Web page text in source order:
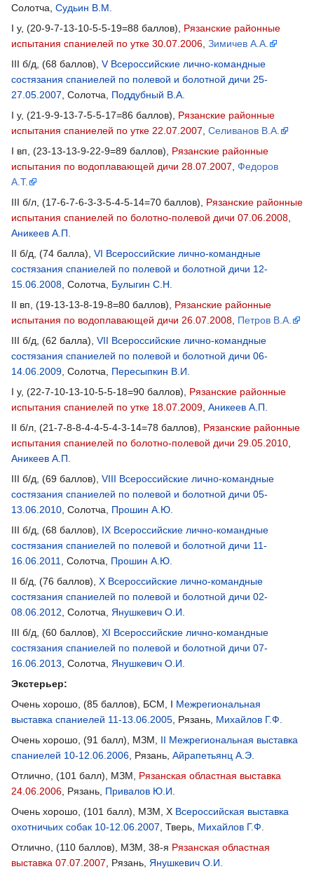
Солотча, Судьин В.М.
I у, (20-9-7-13-10-5-5-19=88 баллов), Рязанские районные
испытания спаниелей по утке 30.07.2006, Зимичев А.А.
III б/д, (68 баллов), V Всероссийские лично-командные
состязания спаниелей по полевой и болотной дичи 25-
27.05.2007, Солотча, Поддубный В.А.
I у, (21-9-9-13-7-5-5-17=86 баллов), Рязанские районные
испытания спаниелей по утке 22.07.2007, Селиванов В.А.
I вп, (23-13-13-9-22-9=89 баллов), Рязанские районные
испытания по водоплавающей дичи 28.07.2007, Федоров
А.Т.
III б/л, (17-6-7-6-3-3-5-4-5-14=70 баллов), Рязанские районные
испытания спаниелей по болотно-полевой дичи 07.06.2008,
Аникеев А.П.
II б/д, (74 балла), VI Всероссийские лично-командные
состязания спаниелей по полевой и болотной дичи 12-
15.06.2008, Солотча, Булыгин С.Н.
II вп, (19-13-13-8-19-8=80 баллов), Рязанские районные
испытания по водоплавающей дичи 26.07.2008, Петров В.А.
III б/д, (62 балла), VII Всероссийские лично-командные
состязания спаниелей по полевой и болотной дичи 06-
14.06.2009, Солотча, Пересыпкин В.И.
I у, (22-7-10-13-10-5-5-18=90 баллов), Рязанские районные
испытания спаниелей по утке 18.07.2009, Аникеев А.П.
II б/л, (21-7-8-8-4-4-5-4-3-14=78 баллов), Рязанские районные
испытания спаниелей по болотно-полевой дичи 29.05.2010,
Аникеев А.П.
III б/д, (69 баллов), VIII Всероссийские лично-командные
состязания спаниелей по полевой и болотной дичи 05-
13.06.2010, Солотча, Прошин А.Ю.
III б/д, (68 баллов), IX Всероссийские лично-командные
состязания спаниелей по полевой и болотной дичи 11-
16.06.2011, Солотча, Прошин А.Ю.
II б/д, (76 баллов), X Всероссийские лично-командные
состязания спаниелей по полевой и болотной дичи 02-
08.06.2012, Солотча, Янушкевич О.И.
III б/д, (60 баллов), XI Всероссийские лично-командные
состязания спаниелей по полевой и болотной дичи 07-
16.06.2013, Солотча, Янушкевич О.И.
Экстерьер:
Очень хорошо, (85 баллов), БСМ, I Межрегиональная
выставка спаниелей 11-13.06.2005, Рязань, Михайлов Г.Ф.
Очень хорошо, (91 балл), МЗМ, II Межрегиональная выставка
спаниелей 10-12.06.2006, Рязань, Айрапетьянц А.Э.
Отлично, (101 балл), МЗМ, Рязанская областная выставка
24.06.2006, Рязань, Привалов Ю.И.
Очень хорошо, (101 балл), МЗМ, X Всероссийская выставка
охотничьих собак 10-12.06.2007, Тверь, Михайлов Г.Ф.
Отлично, (110 баллов), МЗМ, 38-я Рязанская областная
выставка 07.07.2007, Рязань, Янушкевич О.И.